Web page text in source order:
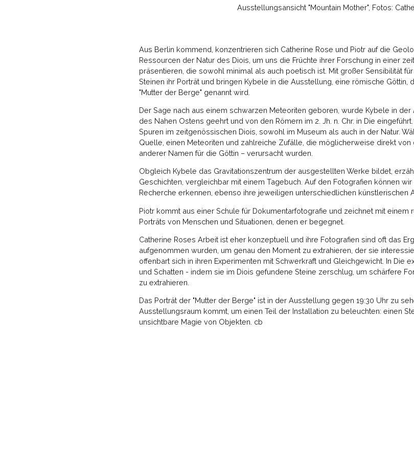
Ausstellungsansicht "Mountain Mother", Fotos:
Aus Berlin kommend, konzentrieren sich Catherine Rose und Piotr auf die
Ressourcen der Natur des Diois, um uns die Früchte ihrer Forschung in einer
präsentieren, die sowohl minimal als auch poetisch ist. Mit großer Sensibilität
Steinen ihr Porträt und bringen Kybele in die Ausstellung, eine römische
"Mutter der Berge" genannt wird.
Der Sage nach aus einem schwarzen Meteoriten geboren, wurde Kybele in
des Nahen Ostens geehrt und von den Römern im 2. Jh. n. Chr. in Die
Spuren im zeitgenössischen Diois, sowohl im Museum als auch in der Natur.
Quelle, einen Meteoriten und zahlreiche Zufälle, die möglicherweise direkt von
anderer Namen für die Göttin – verursacht wurden.
Obgleich Kybele das Gravitationszentrum der ausgestellten Werke bildet,
Geschichten, vergleichbar mit einem Tagebuch. Auf den Fotografien können
Recherche erkennen, ebenso ihre jeweiligen unterschiedlichen künstlerischen
Piotr kommt aus einer Schule für Dokumentarfotografie und zeichnet mit einem
Porträts von Menschen und Situationen, denen er begegnet.
Catherine Roses Arbeit ist eher konzeptuell und ihre Fotografien sind oft das
aufgenommen wurden, um genau den Moment zu extrahieren, der sie
offenbart sich in ihren Experimenten mit Schwerkraft und Gleichgewicht. In Die
und Schatten - indem sie im Diois gefundene Steine zerschlug, um schärfere
zu extrahieren.
Das Porträt der "Mutter der Berge" ist in der Ausstellung gegen 19:30 Uhr zu
Ausstellungsraum kommt, um einen Teil der Installation zu beleuchten: einen
unsichtbare Magie von Objekten. cb